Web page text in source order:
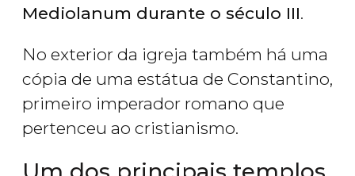
Mediolanum durante o século III.
No exterior da igreja também há uma
cópia de uma estátua de Constantino,
primeiro imperador romano que
pertenceu ao cristianismo.